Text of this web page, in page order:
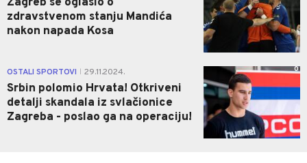
zdravstvenom stanju Mandića
nakon napada Kosa
OSTALI SPORTOVI 29.11.2024.
Srbin polomio Hrvata! Otkriveni
detalji skandala iz svlačionice
Zagreba - poslao ga na operaciju!
0